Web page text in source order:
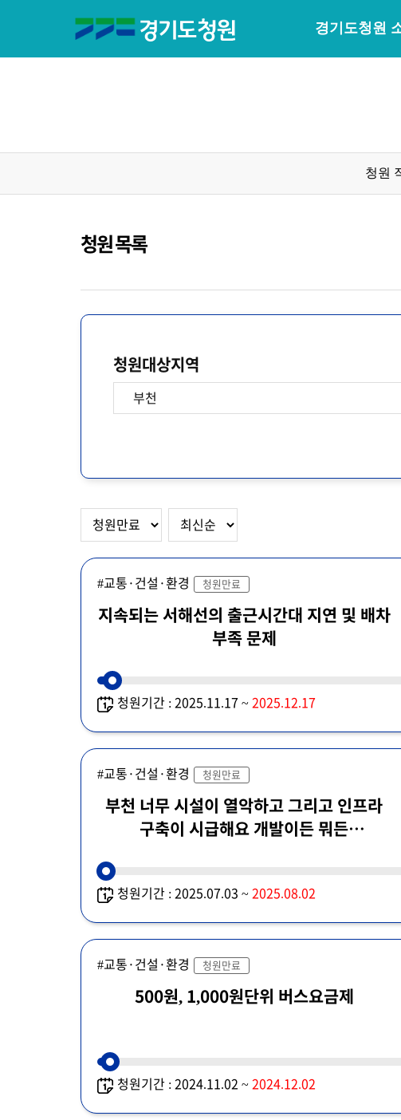
경기도청원
청원
청원 목록
청원대상지역
#교통·건설·환경 청원만료
지속되는 서해선의 출근시간대 지연 및 배차
부족 문제
청원기간 : 2025.11.17 ~ 2025.12.17
#교통·건설·환경 청원만료
부천 너무 시설이 열악하고 그리고 인프라
구축이 시급해요 개발이든 뭐든
청원기간 : 2025.07.03 ~ 2025.08.02
#교통·건설·환경 청원만료
500원, 1,000원단위 버스요금제
청원기간 : 2024.11.02 ~ 2024.12.02